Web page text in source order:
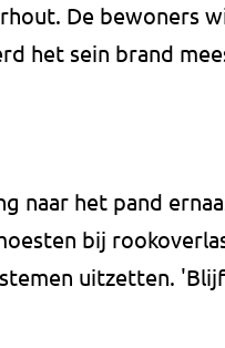
De bewoners
het sein brand
naar het pand
bij
uitzetten.